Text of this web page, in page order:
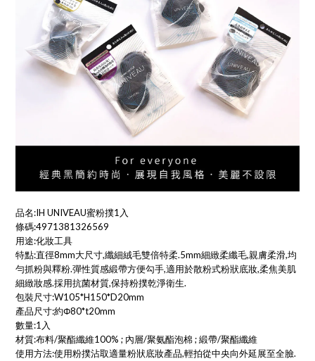
品名:IH UNIVEAU蜜粉撲1入
條碼:4971381326569
用途:化妝工具
特點:直徑8mm大尺寸,纖細絨毛雙倍特柔.5mm細緻柔纖毛,親膚柔滑,均
勻抓粉與釋粉.彈性質感緞帶方便勾手,適用於散粉式粉狀底妝,柔焦美肌
細緻妝感.採用抗菌材質,保持粉撲乾淨衛生.
包裝尺寸:W105*H150*D20mm
產品尺寸:約Φ80*t20mm
數量:1入
材質:布料/聚酯纖維100% ; 內層/聚氨酯泡棉 ; 緞帶/聚酯纖維
使用方法:使用粉撲沾取適量粉狀底妝產品,輕拍從中央向外延展至全臉.